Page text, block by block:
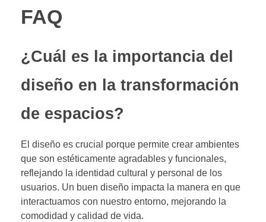
FAQ
¿Cuál es la importancia del
diseño en la transformación
de espacios?
El diseño es crucial porque permite crear ambientes
que son estéticamente agradables y funcionales,
reflejando la identidad cultural y personal de los
usuarios. Un buen diseño impacta la manera en que
interactuamos con nuestro entorno, mejorando la
comodidad y calidad de vida.